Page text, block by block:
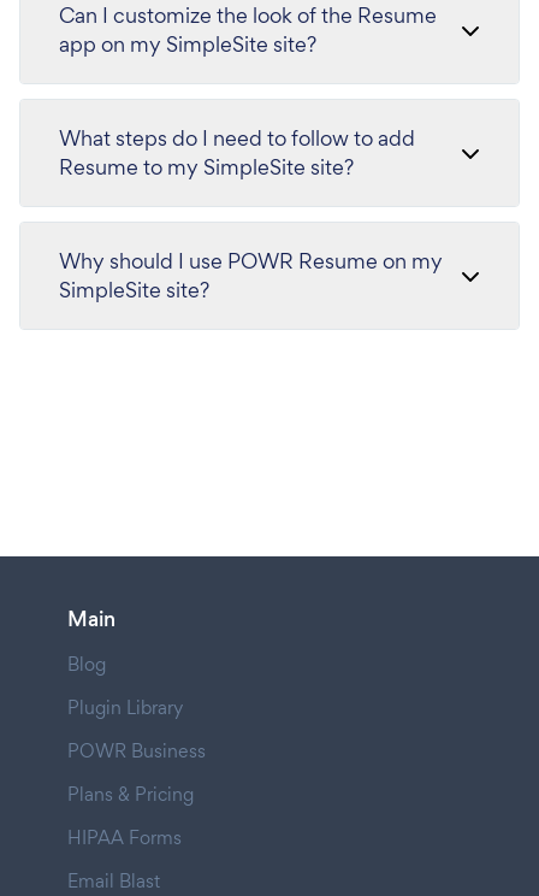
Can I customize the look of the Resume
app on my SimpleSite site?
What steps do I need to follow to add
Resume to my SimpleSite site?
Why should I use POWR Resume on my
SimpleSite site?
Main
Blog
Plugin Library
POWR Business
Plans & Pricing
HIPAA Forms
Email Blast